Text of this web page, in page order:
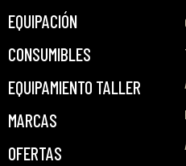
EQUIPACIÓN
CONSUMIBLES
EQUIPAMIENTO TALLER
MARCAS
OFERTAS